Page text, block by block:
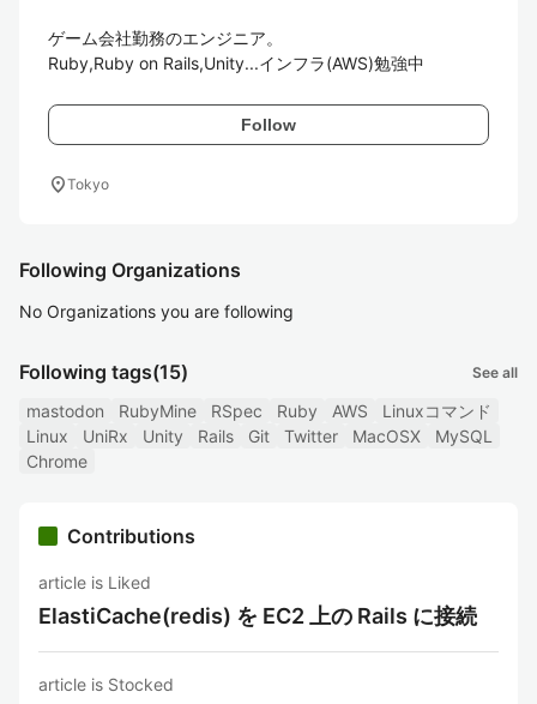
ゲーム会社勤務のエンジニア。
Ruby,Ruby on Rails,Unity...インフラ(AWS)勉強中
Follow
location_onTokyo
Following Organizations
No Organizations you are following
Following tags(15) See all
mastodon RubyMine RSpec Ruby AWS
Linuxコマンド
Linux
UniRx Unity Rails Git Twitter MacOSX
MySQL
Chrome
Contributions
article is Liked
ElastiCache(redis) を EC2 上の Rails に接続
article is Stocked